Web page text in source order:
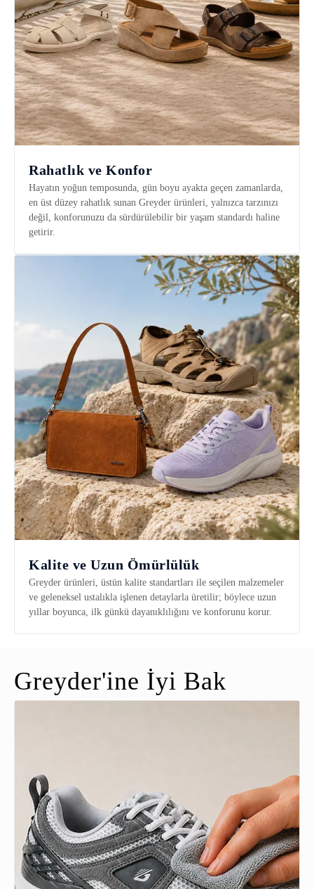
Rahatlık ve Konfor
Hayatın yoğun temposunda, gün boyu ayakta geçen zamanlarda,
en üst düzey rahatlık sunan Greyder ürünleri, yalnızca tarzınızı
değil, konforunuzu da sürdürülebilir bir yaşam standardı haline
getirir.
Kalite ve Uzun Ömürlülük
Greyder ürünleri, üstün kalite standartları ile seçilen malzemeler
ve geleneksel ustalıkla işlenen detaylarla üretilir; böylece uzun
yıllar boyunca, ilk günkü dayanıklılığını ve konforunu korur.
Greyder'ine İyi Bak